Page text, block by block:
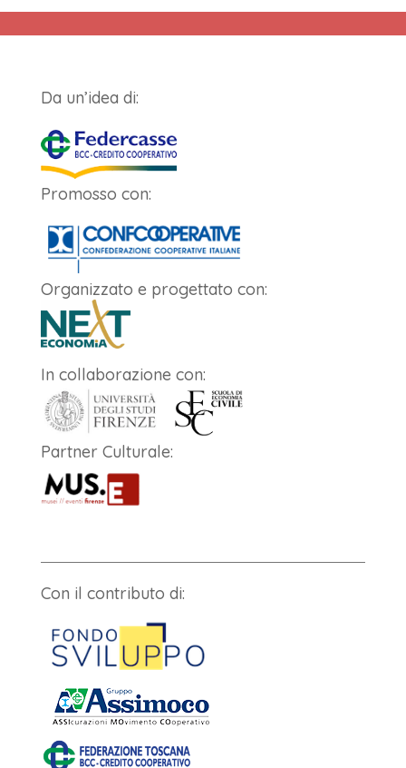
Da un’idea di:
Promosso con:
Organizzato e progettato con:
In collaborazione con:
Partner Culturale:
Con il contributo di: